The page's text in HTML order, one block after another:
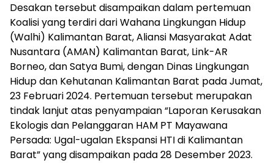
Desakan tersebut disampaikan dalam pertemuan
Koalisi yang terdiri dari Wahana Lingkungan Hidup
(Walhi) Kalimantan Barat, Aliansi Masyarakat Adat
Nusantara (AMAN) Kalimantan Barat, Link-AR
Borneo, dan Satya Bumi, dengan Dinas Lingkungan
Hidup dan Kehutanan Kalimantan Barat pada Jumat,
23 Februari 2024. Pertemuan tersebut merupakan
tindak lanjut atas penyampaian “Laporan Kerusakan
Ekologis dan Pelanggaran HAM PT Mayawana
Persada: Ugal-ugalan Ekspansi HTI di Kalimantan
Barat” yang disampaikan pada 28 Desember 2023.